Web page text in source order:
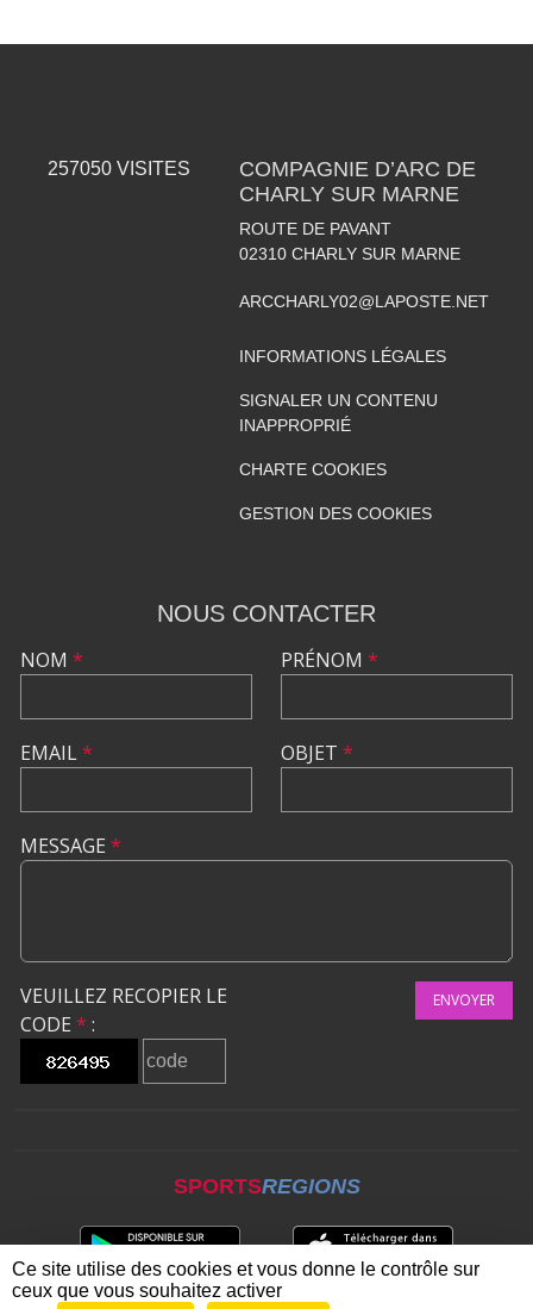
257050 VISITES
COMPAGNIE D’ARC DE
CHARLY SUR MARNE
ROUTE DE PAVANT
02310 CHARLY SUR MARNE
ARCCHARLY02@LAPOSTE.NET
INFORMATIONS LÉGALES
SIGNALER UN CONTENU
INAPPROPRIÉ
CHARTE COOKIES
GESTION DES COOKIES
NOUS CONTACTER
NOM *
EMAIL*
PRÉNOM *
OBJET *
MESSAGE *
VEUILLEZ RECOPIER LE
CODE * :
ENVOYER
SPORTSREGIONS
Ce site utilise des cookies et vous donne le contrôle sur
ceux que vous souhaitez activer